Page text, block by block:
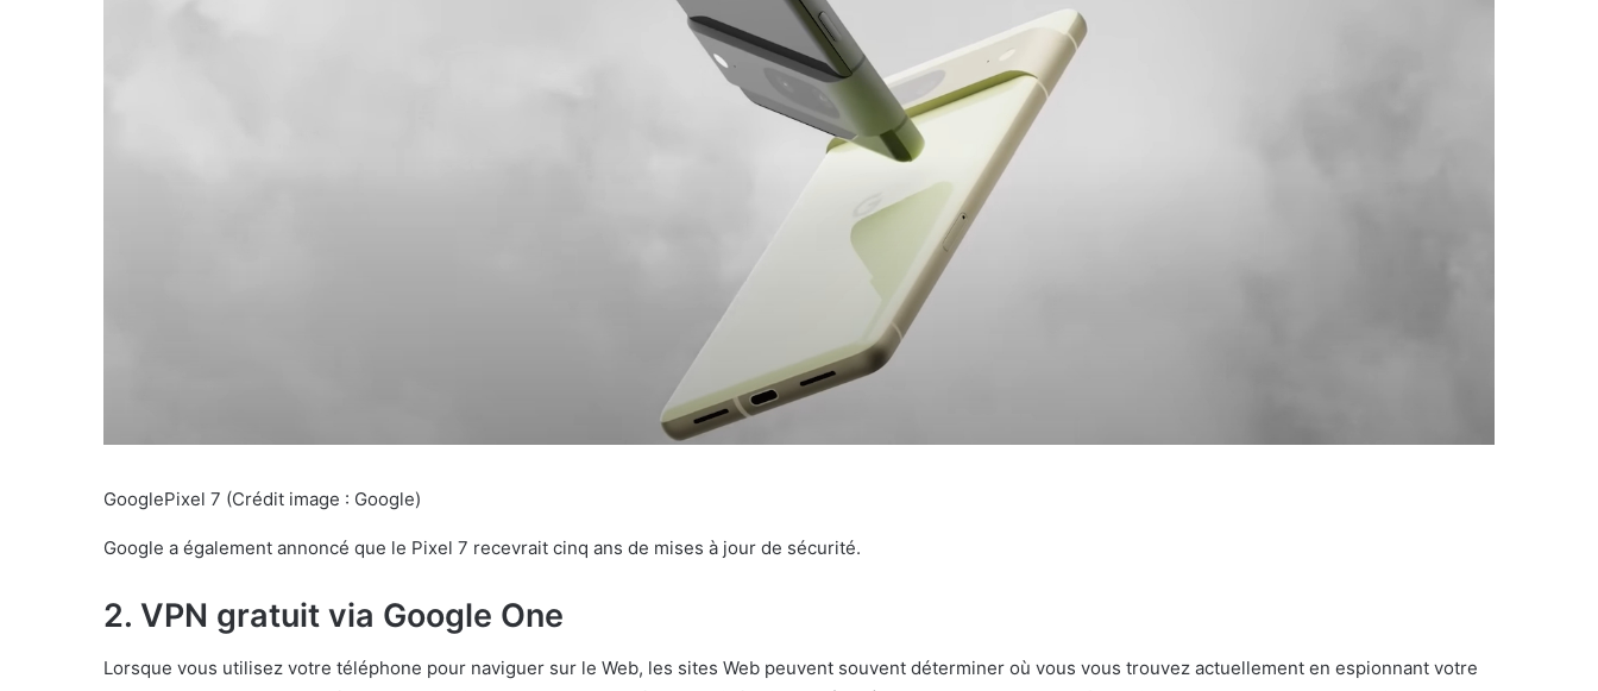
GooglePixel 7 (Crédit image : Google)
Google a également annoncé que le Pixel 7 recevrait cinq ans de mises à jour de sécurité.
2. VPN gratuit via Google One
Lorsque vous utilisez votre téléphone pour naviguer sur le Web, les sites Web peuvent souvent déterminer où vous vous trouvez actuellement en espionnant votre